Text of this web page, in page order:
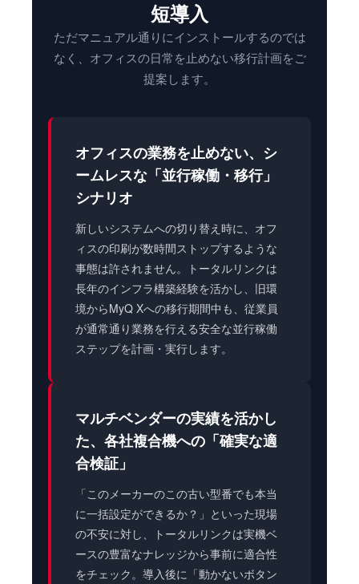
短導入
ただマニュアル通りにインストールするのでは
なく、オフィスの日常を止めない移行計画をご
提案します。
オフィスの業務を止めない、シ
ームレスな「並行稼働・移行」
シナリオ
新しいシステムへの切り替え時に、オフ
ィスの印刷が数時間ストップするような
事態は許されません。トータルリンクは
長年のインフラ構築経験を活かし、旧環
境からMyQ Xへの移行期間中も、従業員
が通常通り業務を行える安全な並行稼働
ステップを計画・実行します。
マルチベンダーの実績を活かし
た、各社複合機への「確実な適
合検証」
「このメーカーのこの古い型番でも本当
に一括設定ができるか？」といった現場
の不安に対し、トータルリンクは実機ベ
ースの豊富なナレッジから事前に適合性
をチェック。導入後に「動かないボタン